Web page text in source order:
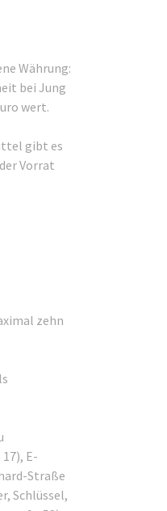
Währung:
bei Jung
wert.
gibt es
Vorrat
zehn
E-
Straße
Schlüssel,